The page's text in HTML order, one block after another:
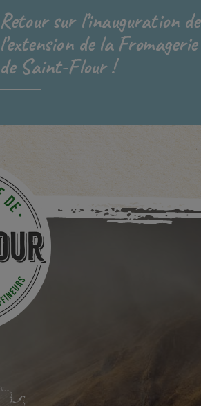
Retour sur l’inauguration de
l’extension de la Fromagerie
de Saint-Flour !